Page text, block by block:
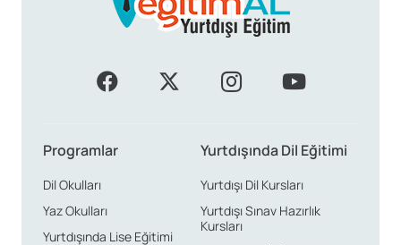
Programlar
Dil Okulları
Yaz Okulları
Yurtdışında Lise Eğitimi
Yurtdışında Dil Eğitimi
Yurtdışı Dil Kursları
Yurtdışı Sınav Hazırlık
Kursları